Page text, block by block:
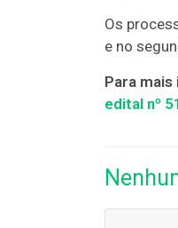
Os
e no
Para
edital nº